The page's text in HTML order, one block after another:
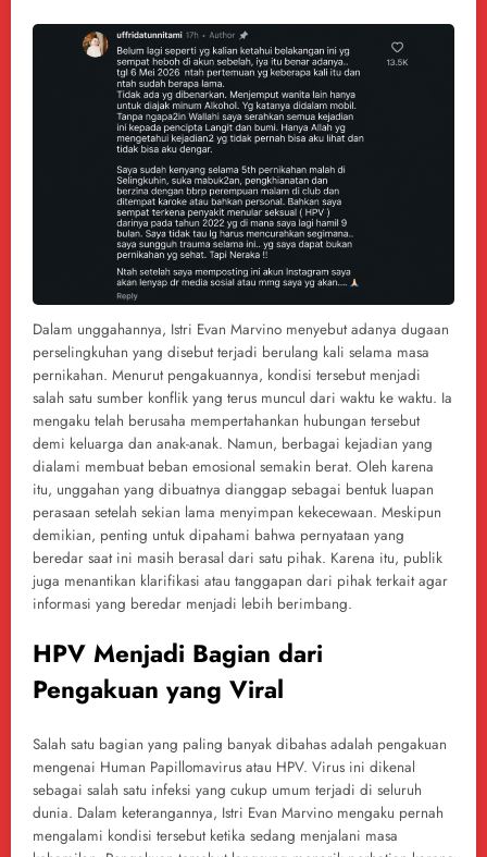
Dalam unggahannya, Istri Evan Marvino menyebut adanya dugaan
perselingkuhan yang disebut terjadi berulang kali selama masa
pernikahan. Menurut pengakuannya, kondisi tersebut menjadi
salah satu sumber konflik yang terus muncul dari waktu ke waktu. Ia
mengaku telah berusaha mempertahankan hubungan tersebut
demi keluarga dan anak-anak. Namun, berbagai kejadian yang
dialami membuat beban emosional semakin berat. Oleh karena
itu, unggahan yang dibuatnya dianggap sebagai bentuk luapan
perasaan setelah sekian lama menyimpan kekecewaan. Meskipun
demikian, penting untuk dipahami bahwa pernyataan yang
beredar saat ini masih berasal dari satu pihak. Karena itu, publik
juga menantikan klarifikasi atau tanggapan dari pihak terkait agar
informasi yang beredar menjadi lebih berimbang.
HPV Menjadi Bagian dari
Pengakuan yang Viral
Salah satu bagian yang paling banyak dibahas adalah pengakuan
mengenai Human Papillomavirus atau HPV. Virus ini dikenal
sebagai salah satu infeksi yang cukup umum terjadi di seluruh
dunia. Dalam keterangannya, Istri Evan Marvino mengaku pernah
mengalami kondisi tersebut ketika sedang menjalani masa